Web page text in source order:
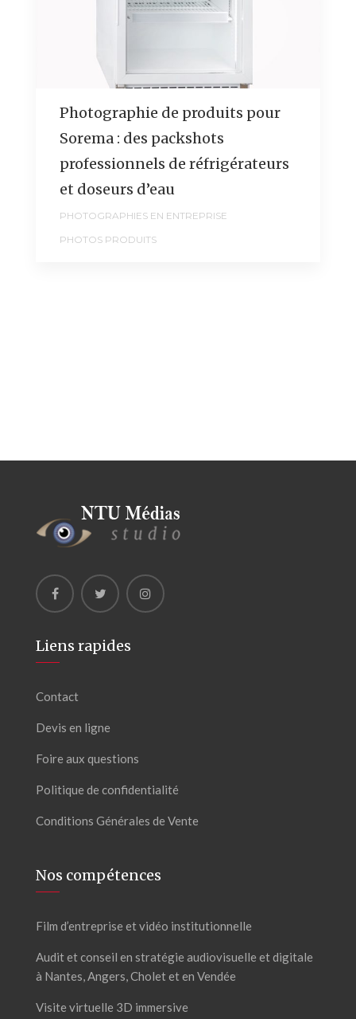
Photographie de produits pour
Sorema : des packshots
professionnels de réfrigérateurs
et doseurs d’eau
PHOTOGRAPHIES EN ENTREPRISE
PHOTOS PRODUITS
Liens rapides
Contact
Devis en ligne
Foire aux questions
Politique de confidentialité
Conditions Générales de Vente
Nos compétences
Film d’entreprise et vidéo institutionnelle
Audit et conseil en stratégie audiovisuelle et digitale
à Nantes, Angers, Cholet et en Vendée
Visite virtuelle 3D immersive